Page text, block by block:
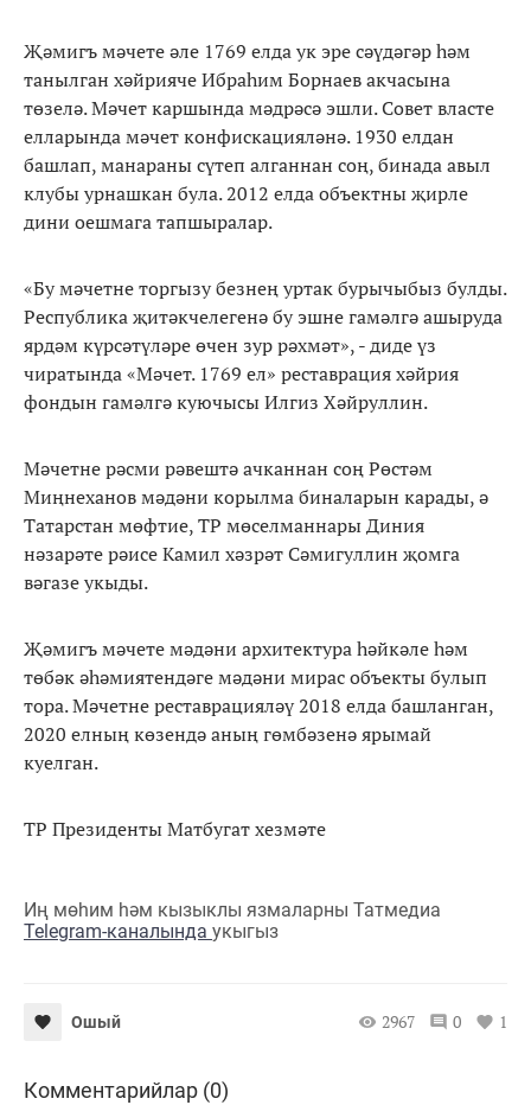
Җәмигъ мәчете әле 1769 елда ук эре сәүдәгәр һәм
танылган хәйрияче Ибраһим Борнаев акчасына
төзелә. Мәчет каршында мәдрәсә эшли. Совет власте
елларында мәчет конфискацияләнә. 1930 елдан
башлап, манараны сүтеп алганнан соң, бинада авыл
клубы урнашкан була. 2012 елда объектны җирле
дини оешмага тапшыралар.
«Бу мәчетне торгызу безнең уртак бурычыбыз булды.
Республика җитәкчелегенә бу эшне гамәлгә ашыруда
ярдәм күрсәтүләре өчен зур рәхмәт», - диде үз
чиратында «Мәчет. 1769 ел» реставрация хәйрия
фондын гамәлгә куючысы Илгиз Хәйруллин.
Мәчетне рәсми рәвештә ачканнан соң Рөстәм
Миңнеханов мәдәни корылма биналарын карады, ә
Татарстан мөфтие, ТР мөселманнары Диния
нәзарәте рәисе Камил хәзрәт Сәмигуллин җомга
вәгазе укыды.
Җәмигъ мәчете мәдәни архитектура һәйкәле һәм
төбәк әһәмиятендәге мәдәни мирас объекты булып
тора. Мәчетне реставрацияләү 2018 елда башланган,
2020 елның көзендә аның гөмбәзенә ярымай
куелган.
ТР Президенты Матбугат хезмәте
Иң мөһим һәм кызыклы язмаларны Татмедиа
Telegram-каналында укыгыз
Ошый 2967 0 1
Комментарийлар (0)